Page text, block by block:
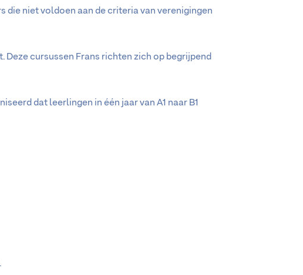
die niet voldoen aan de criteria van verenigingen
Deze cursussen Frans richten zich op begrijpend
dat leerlingen in één jaar van A1 naar B1